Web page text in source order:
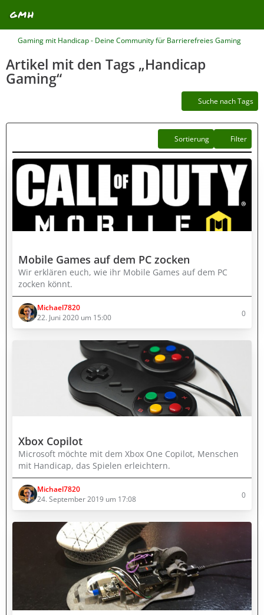
Gaming mit Handicap - Deine Community für Barrierefreies Gaming
Artikel mit den Tags „Handicap
Gaming“
Suche nach Tags
Sortierung Filter
Mobile Games auf dem PC zocken
Wir erklären euch, wie ihr Mobile Games auf dem PC
zocken könnt.
Michael7820
22. Juni 2020 um 15:00
0
Xbox Copilot
Microsoft möchte mit dem Xbox One Copilot, Menschen
mit Handicap, das Spielen erleichtern.
Michael7820
24. September 2019 um 17:08
0